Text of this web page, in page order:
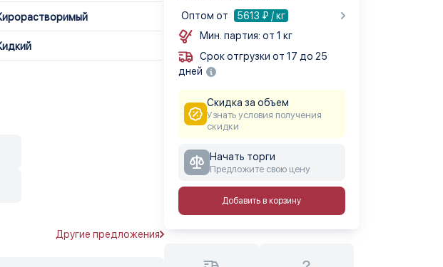
Другие предложения
Оптом от
5613 ₽ / кг
Мин. партия: от 1 кг
Срок отгрузки от 17 до 25
дней
Скидка за объем
Узнать условия получения
скидки
Начать торги
Предложите свою цену
Добавить в корзину